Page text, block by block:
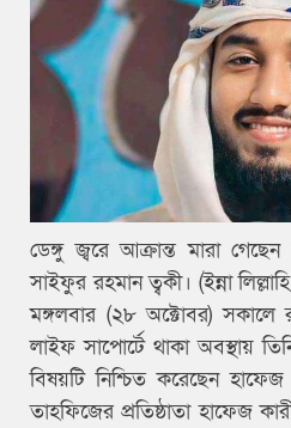
ডেঙ্গু জ্বরে আক্রান্ত মারা
সাইফুর রহমান ত্বকী। (ইন্না
মঙ্গলবার (২৮ অক্টোবর) সকালে
লাইফ সাপোর্টে থাকা অবস্থায়
বিষয়টি নিশ্চিত করেছেন
তাহফিজের প্রতিষ্ঠাতা হাফেজ